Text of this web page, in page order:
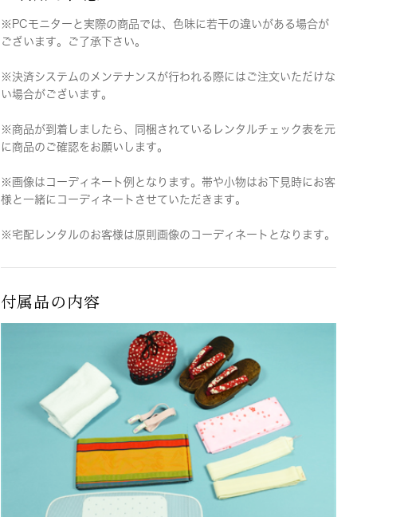
※PCモニターと実際の商品では、色味に若干の違いがある場合が
ございます。ご了承下さい。
※決済システムのメンテナンスが行われる際にはご注文いただけな
い場合がございます。
※商品が到着しましたら、同梱されているレンタルチェック表を元
に商品のご確認をお願いします。
※画像はコーディネート例となります。帯や小物はお下見時にお客
様と一緒にコーディネートさせていただきます。
※宅配レンタルのお客様は原則画像のコーディネートとなります。
付属品の内容